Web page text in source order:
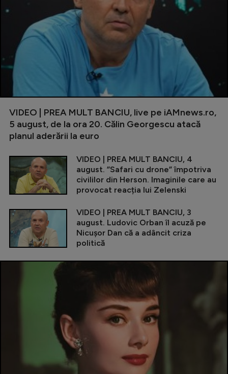
VIDEO | PREA MULT BANCIU, live pe iAMnews.ro,
5 august, de la ora 20. Călin Georgescu atacă
planul aderării la euro
VIDEO | PREA MULT BANCIU, 4
august. ”Safari cu drone” împotriva
civililor din Herson. Imaginile care au
provocat reacția lui Zelenski
VIDEO | PREA MULT BANCIU, 3
august. Ludovic Orban îl acuză pe
Nicușor Dan că a adâncit criza
politică